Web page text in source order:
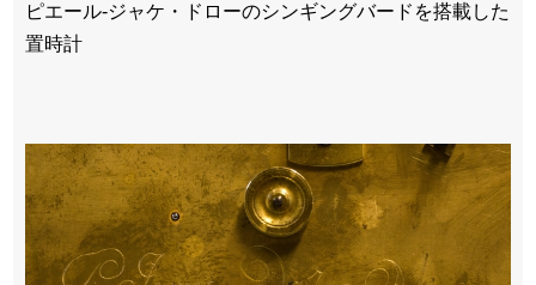
ピエール-ジャケ・ドローのシンギングバードを搭載した
置時計